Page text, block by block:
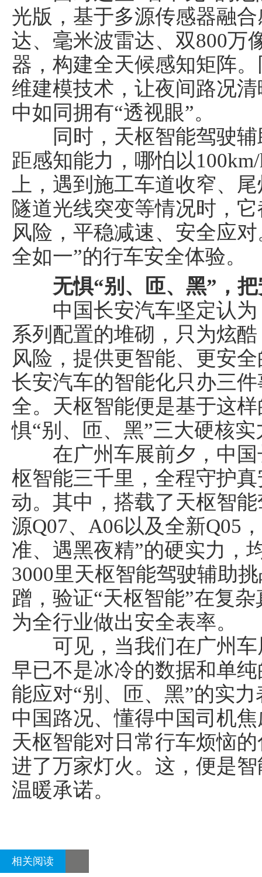
光版，基于多源传感器融
达、毫米波雷达、双800万
器，构建全天候感知矩阵
维建模技术，让夜间路况
中如同拥有“透视眼”。
同时，天枢智能驾驶辅
距感知能力，哪怕以
上，遇到施工车道收窄、
隧道光线突变等情况时，
风险，平稳减速、安全应
全如一”的行车安全体验。
无惧“别 、 匝、 黑”，
中国长安汽车坚定认为
系列配置的堆砌，只为炫
风险，提供更智能、更安
长安汽车的智能化只办三
全。天枢智能便是基于这
惧“别、匝、黑”三大硬核实
在广州车展前夕，中国
枢智能三千里，全程守护
动。其中，搭载了天枢智
源Q07、A06以及全新Q05
准、遇黑夜精”的硬实力，
3000里天枢智能驾驶辅助
蹭，验证“天枢智能”在复
为全行业做出安全表率。
可见，当我们在广州车
早已不是冰冷的数据和单
能应对“别、匝、黑”的实
中国路况、懂得中国司机
天枢智能对日常行车烦恼
进了万家灯火。这，便是
温暖承诺。
相关阅读